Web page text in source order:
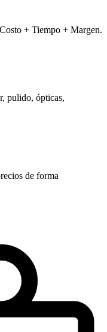
+ Tiempo + Margen.
pulido, ópticas,
de forma